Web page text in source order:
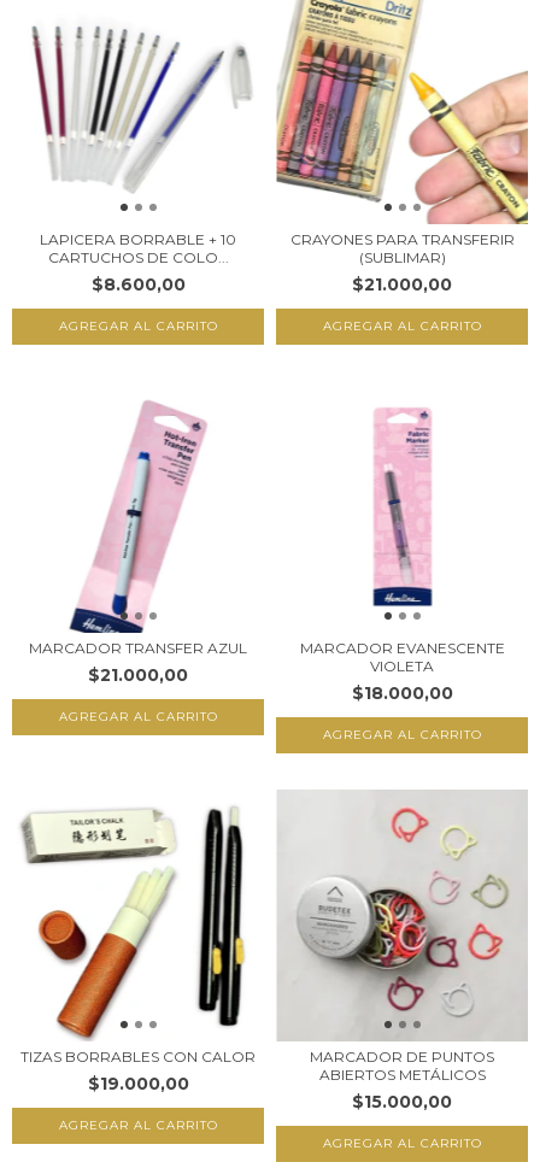
LAPICERA BORRABLE + 10
CARTUCHOS DE COLO...
$8.600,00
CRAYONES PARA TRANSFERIR
(SUBLIMAR)
$21.000,00
MARCADOR TRANSFER AZUL
$21.000,00
MARCADOR EVANESCENTE
VIOLETA
$18.000,00
TIZAS BORRABLES CON CALOR
$19.000,00
MARCADOR DE PUNTOS
ABIERTOS METÁLICOS
$15.000,00